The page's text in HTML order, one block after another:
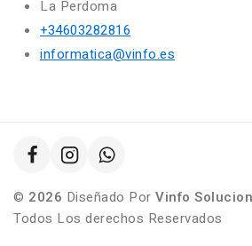
La Perdoma
+34603282816
informatica@vinfo.es
© 2026 Diseñado Por Vinfo
Todos Los derechos Reservados